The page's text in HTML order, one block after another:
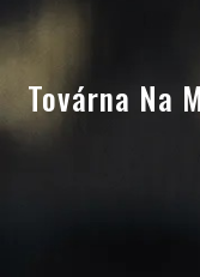
Továrna Na